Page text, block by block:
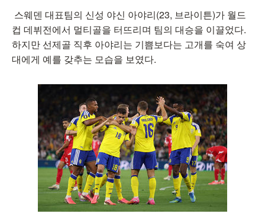
스웨덴 대표팀의 신성 야신 아야리(23, 브라이튼)가 월드
컵 데뷔전에서 멀티골을 터뜨리며 팀의 대승을 이끌었다.
하지만 선제골 직후 아야리는 기쁨보다는 고개를 숙여 상
대에게 예를 갖추는 모습을 보였다.